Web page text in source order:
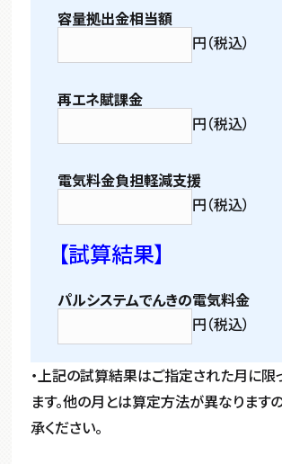
容量拠出金相当額
円（税込）
再エネ賦課金
円（税込）
電気料金負担軽減支援
円（税込）
【試算結果】
パルシステムでんきの電気料金
円（税込）
・上記の試算結果はご指定された月に限
ます。他の月とは算定方法が異なります
承ください。